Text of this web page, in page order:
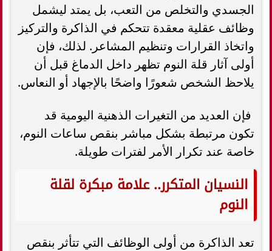
الجسدي والتخلص من التعب، بل يمتد ليشمل
وظائف عقلية معقدة تتحكم في الذاكرة والتركيز
واتخاذ القرارات وتنظيم المشاعر. لذلك، فإن
أولى آثار قلة النوم تظهر داخل الدماغ قبل أن
يلاحظ الشخص شعورًا واضحًا بالإجهاد أو النعاس.
فإن العديد من التغيرات الذهنية اليومية قد
تكون مرتبطة بشكل مباشر بنقص ساعات النوم،
خاصة عند تكرار الأمر لفترات طويلة.
النسيان المتكرر.. علامة مبكرة لقلة
النوم
تعد الذاكرة من أولى الوظائف التي تتأثر بنقص